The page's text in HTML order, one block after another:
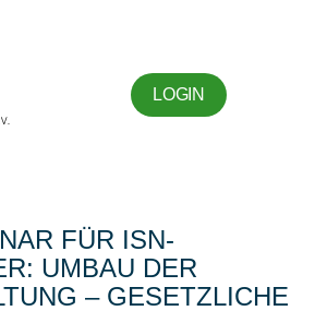
LOGIN
FÜR ISN-
UMBAU DER
– GESETZLICHE